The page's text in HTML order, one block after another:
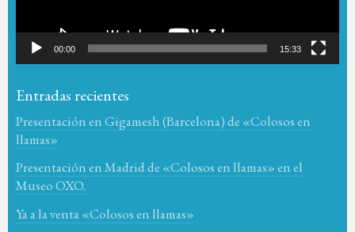
00:00 15:33
Entradas recientes
Presentación en Gigamesh (Barcelona) de «Colosos en
llamas»
Presentación en Madrid de «Colosos en llamas» en el
Museo OXO.
Ya a la venta «Colosos en llamas»